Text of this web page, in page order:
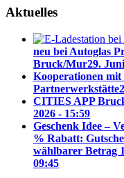
Aktuelles
neu bei Autoglas
Bruck/Mur29.
Kooperationen mit
Partnerwerkstätte
CITIES APP
2026 - 15:59
Geschenk Idee –
% Rabatt:
wählbarer Betrag
09:45